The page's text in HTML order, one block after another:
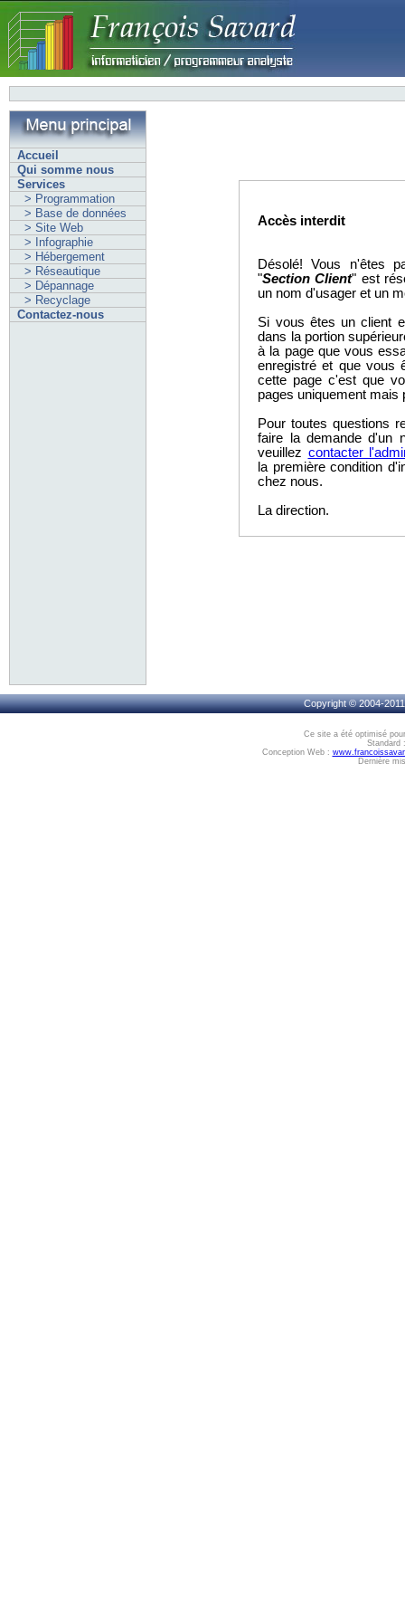
Accueil
Qui somme nous
Services
> Programmation
> Base de données
> Site Web
> Infographie
> Hébergement
> Réseautique
> Dépannage
> Recyclage
Contactez-nous
Accès interdit
Désolé! Vous n'êtes
"Section Client" est
un nom d'usager et un
Si vous êtes un client
dans la portion
à la page que vous
enregistré et que vous
cette page c'est que
pages uniquement mais
Pour toutes questions
faire la demande d'un
veuillez contacter
la première condition
chez nous.
La direction.
Copyright © 2004-
Ce site a été optimisé
Standard
Conception Web :
Dernière